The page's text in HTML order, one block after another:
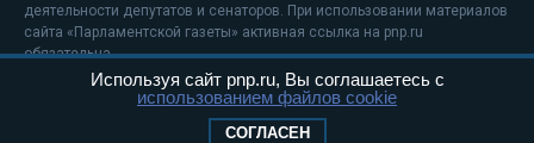
деятельности депутатов и сенаторов. При использовании материалов
сайта «Парламентской газеты» активная ссылка на pnp.ru
обязательна.
На информационном ресурсе применяютсярекомендательные
Положение о защите персональных данных
Используя сайт pnp.ru, Вы соглашаетесь с
использованием файлов cookie
СОГЛАСЕН